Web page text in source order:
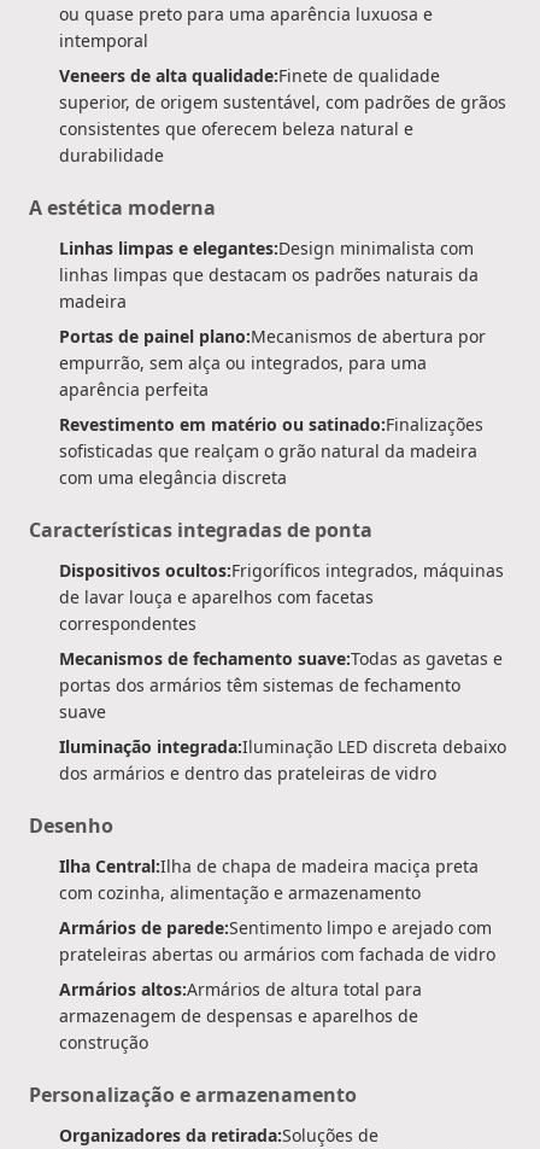
ou quase preto para uma aparência luxuosa e
intemporal
Veneers de alta qualidade:Finete de qualidade
superior, de origem sustentável, com padrões de grãos
consistentes que oferecem beleza natural e
durabilidade
A estética moderna
Linhas limpas e elegantes:Design minimalista com
linhas limpas que destacam os padrões naturais da
madeira
Portas de painel plano:Mecanismos de abertura por
empurrão, sem alça ou integrados, para uma
aparência perfeita
Revestimento em matério ou satinado:Finalizações
sofisticadas que realçam o grão natural da madeira
com uma elegância discreta
Características integradas de ponta
Dispositivos ocultos:Frigoríficos integrados, máquinas
de lavar louça e aparelhos com facetas
correspondentes
Mecanismos de fechamento suave:Todas as gavetas e
portas dos armários têm sistemas de fechamento
suave
Iluminação integrada:Iluminação LED discreta debaixo
dos armários e dentro das prateleiras de vidro
Desenho
Ilha Central:Ilha de chapa de madeira maciça preta
com cozinha, alimentação e armazenamento
Armários de parede:Sentimento limpo e arejado com
prateleiras abertas ou armários com fachada de vidro
Armários altos:Armários de altura total para
armazenagem de despensas e aparelhos de
construção
Personalização e armazenamento
Organizadores da retirada:Soluções de